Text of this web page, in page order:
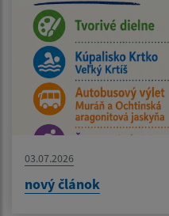
03.07.2026
nový článok